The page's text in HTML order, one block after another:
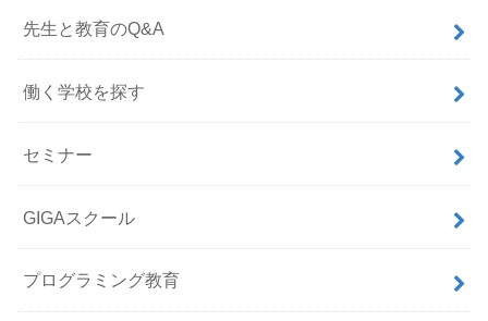
先生と教育のQ&A
働く学校を探す
セミナー
GIGAスクール
プログラミング教育